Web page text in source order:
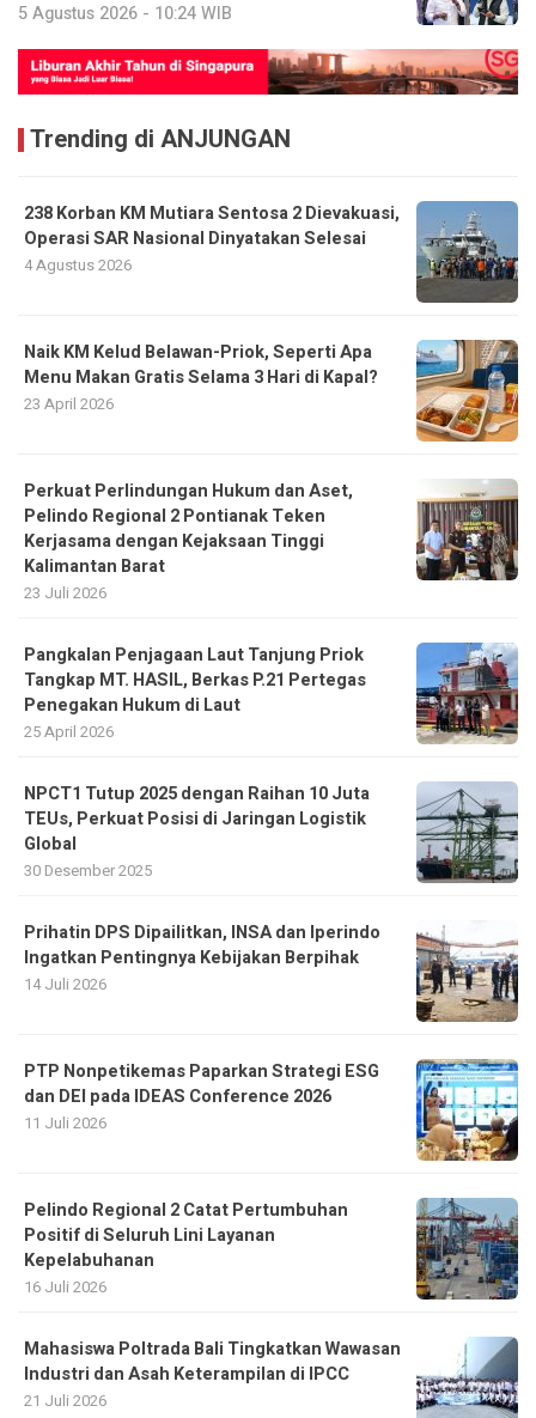
5 Agustus 2026 - 10:24 WIB
Trending di ANJUNGAN
238 Korban KM Mutiara Sentosa 2 Dievakuasi,
Operasi SAR Nasional Dinyatakan Selesai
4 Agustus 2026
Naik KM Kelud Belawan-Priok, Seperti Apa
Menu Makan Gratis Selama 3 Hari di Kapal?
23 April 2026
Perkuat Perlindungan Hukum dan Aset,
Pelindo Regional 2 Pontianak Teken
Kerjasama dengan Kejaksaan Tinggi
Kalimantan Barat
23 Juli 2026
Pangkalan Penjagaan Laut Tanjung Priok
Tangkap MT. HASIL, Berkas P.21 Pertegas
Penegakan Hukum di Laut
25 April 2026
NPCT1 Tutup 2025 dengan Raihan 10 Juta
TEUs, Perkuat Posisi di Jaringan Logistik
Global
30 Desember 2025
Prihatin DPS Dipailitkan, INSA dan Iperindo
Ingatkan Pentingnya Kebijakan Berpihak
14 Juli 2026
PTP Nonpetikemas Paparkan Strategi ESG
dan DEI pada IDEAS Conference 2026
11 Juli 2026
Pelindo Regional 2 Catat Pertumbuhan
Positif di Seluruh Lini Layanan
Kepelabuhanan
16 Juli 2026
Mahasiswa Poltrada Bali Tingkatkan Wawasan
Industri dan Asah Keterampilan di IPCC
21 Juli 2026